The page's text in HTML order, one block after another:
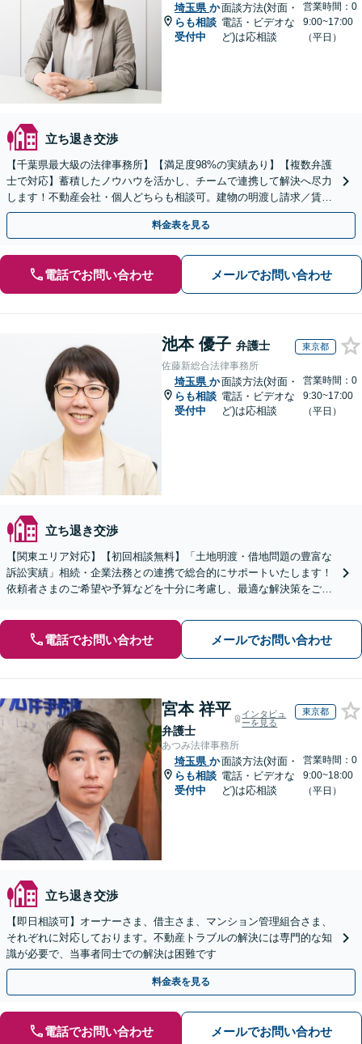
埼玉県 か
らも相談
受付中
面談方法(対面・
電話・ビデオな
ど)は応相談
営業時間：0
9:00~17:00
（平日）
立ち退き交渉
【千葉県最大級の法律事務所】【満足度98%の実績あり】【複数弁護
士で対応】蓄積したノウハウを活かし、チームで連携して解決へ尽力
します！不動産会社・個人どちらも相談可。建物の明渡し請求／賃貸
借契約書の作成／離婚の財産分与等【千葉中央駅5分】
料金表を見る
電話でお問い合わせ メールでお問い合わせ
池本 優子 弁護士 東京都
佐藤新総合法律事務所
埼玉県 か
らも相談
受付中
面談方法(対面・
電話・ビデオな
ど)は応相談
営業時間：0
9:30~17:00
（平日）
立ち退き交渉
【関東エリア対応】【初回相談無料】「土地明渡・借地問題の豊富な
訴訟実績」相続・企業法務との連携で総合的にサポートいたします！
依頼者さまのご希望や予算などを十分に考慮し、最適な解決策をご提
電話でお問い合わせ メールでお問い合わせ
宮本 祥平
弁護士
インタビュ
ーを見る
東京都
あつみ法律事務所
埼玉県 か
らも相談
受付中
面談方法(対面・
電話・ビデオな
ど)は応相談
営業時間：0
9:00~18:00
（平日）
立ち退き交渉
【即日相談可】オーナーさま、借主さま、マンション管理組合さま、
それぞれに対応しております。不動産トラブルの解決には専門的な知
識が必要で、当事者同士での解決は困難です
料金表を見る
電話でお問い合わせ メールでお問い合わせ